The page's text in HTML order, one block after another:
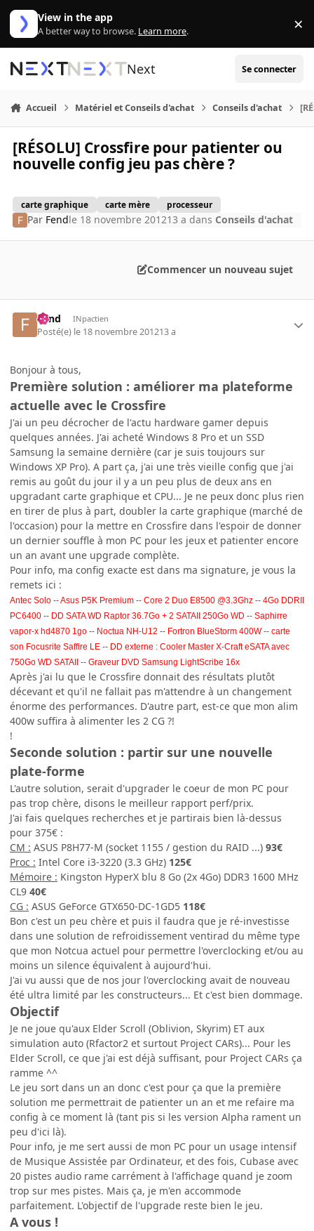
Aller au contenu
View in the app
A better way to browse. Learn more. ×
Next Se connecter
Accueil Matériel et Conseils d'achat Conseils d'achat
[RÉSOLU] Crossfire pour patienter ou
nouvelle config jeu pas chère ?
carte graphique carte mère processeur
Par Fendle 18 novembre 201213 a dans Conseils d'achat
Commencer un nouveau sujet
Fend INpactien
Posté(e) le 18 novembre 201213 a
Bonjour à tous,
Première solution : améliorer ma plateforme
actuelle avec le Crossfire
J'ai un peu décrocher de l'actu hardware gamer depuis
quelques années. J'ai acheté Windows 8 Pro et un SSD
Samsung la semaine dernière (car je suis toujours sur
Windows XP Pro). A part ça, j'ai une très vieille config que j'ai
remis au goût du jour il y a un peu plus de deux ans en
upgradant carte graphique et CPU... Je ne peux donc plus rien
en tirer de plus à part, doubler la carte graphique (marché de
l'occasion) pour la mettre en Crossfire dans l'espoir de donner
un dernier souffle à mon PC pour les jeux et patienter encore
un an avant une upgrade complète.
Pour info, ma config exacte est dans ma signature, je vous la
remets ici :
Antec Solo -- Asus P5K Premium -- Core 2 Duo E8500 @3.3Ghz -- 4Go DDRII
PC6400 -- DD SATA WD Raptor 36.7Go + 2 SATAII 250Go WD -- Saphirre
vapor-x hd4870 1go -- Noctua NH-U12 -- Fortron BlueStorm 400W -- carte
son Focusrite Saffire LE -- DD externe : Cooler Master X-Craft eSATA avec
750Go WD SATAII -- Graveur DVD Samsung LightScribe 16x
Après j'ai lu que le Crossfire donnait des résultats plutôt
décevant et qu'il ne fallait pas m'attendre à un changement
énorme des performances. D'autre part, est-ce que mon alim
400w suffira à alimenter les 2 CG ?!
!
Seconde solution : partir sur une nouvelle
plate-forme
L'autre solution, serait d'upgrader le coeur de mon PC pour
pas trop chère, disons le meilleur rapport perf/prix.
J'ai fais quelques recherches et je partirais bien là-dessus
pour 375€ :
CM : ASUS P8H77-M (socket 1155 / gestion du RAID ...) 93€
Proc : Intel Core i3-3220 (3.3 GHz) 125€
Mémoire : Kingston HyperX blu 8 Go (2x 4Go) DDR3 1600 MHz
CL9 40€
CG : ASUS GeForce GTX650-DC-1GD5 118€
Bon c'est un peu chère et puis il faudra que je ré-investisse
dans une solution de refroidissement ventirad du même type
que mon Notcua actuel pour permettre l'overclocking et/ou au
moins un silence équivalent à aujourd'hui.
J'ai vu aussi que de nos jour l'overclocking avait de nouveau
été ultra limité par les constructeurs... Et c'est bien dommage.
Objectif
Je ne joue qu'aux Elder Scroll (Oblivion, Skyrim) ET aux
simulation auto (Rfactor2 et surtout Project CARs)... Pour les
Elder Scroll, ce que j'ai est déjà suffisant, pour Project CARs ça
ramme ^^
Le jeu sort dans un an donc c'est pour ça que la première
solution me permettrait de patienter un an et me refaire ma
config à ce moment là (tant pis si les version Alpha rament un
peu d'ici là).
Pour info, je me sert aussi de mon PC pour un usage intensif
de Musique Assistée par Ordinateur, et des fois, Cubase avec
20 pistes audio rame carrément à l'affichage quand je zoom
trop sur mes pistes. Mais ça, je m'en accommode
parfaitement. L'objectif de l'upgrade reste bien le jeu.
A vous !